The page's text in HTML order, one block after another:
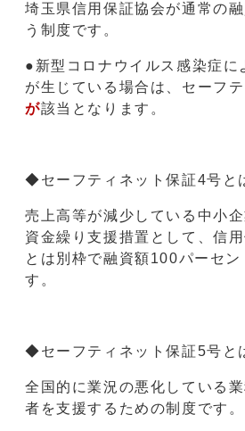
埼玉県信用保証協会が通常の
う制度です。
●新型コロナウイルス感染症に
が生じている場合は、セーフテ
が該当となります。
◆セーフティネット保証4号と
売上高等が減少している中小
資金繰り支援措置として、信
とは別枠で融資額100パーセ
す。
◆セーフティネット保証5号と
全国的に業況の悪化している
者を支援するための制度です。